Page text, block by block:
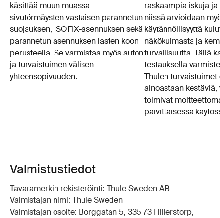
käsittää muun muassa
sivutörmäysten vastaisen parannetun
suojauksen, ISOFIX-asennuksen sekä
parannetun asennuksen lasten koon
perusteella. Se varmistaa myös auton
ja turvaistuimen välisen
yhteensopivuuden.
raskaampia iskuja
niissä arvioidaan
käytännöllisyyttä
näkökulmasta ja
turvallisuutta. Tällä
testauksella
Thulen turvaistuimet
ainoastaan kestäviä,
toimivat
päivittäisessä
Valmistustiedot
Tavaramerkin rekisteröinti: Thule Sweden AB
Valmistajan nimi: Thule Sweden
Valmistajan osoite: Borggatan 5, 335 73 Hillerstorp,